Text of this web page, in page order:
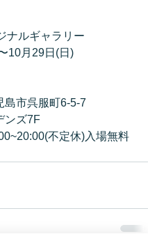
ナルギャラリー
10月29日(日)
島市呉服町6-5-7
ンズ7F
不定休)入場無料